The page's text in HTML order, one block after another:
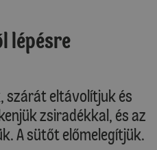
lépésre
szárát eltávolítjuk és
zsiradékkal, és az
A sütőt előmelegítjük.